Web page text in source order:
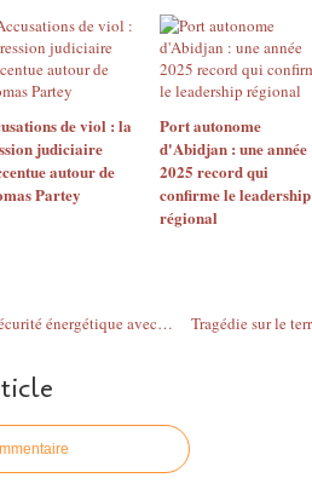
de viol : la
judiciaire
autour de
Partey
Port autonome
d'Abidjan : une année
2025 record qui
confirme le leadership
régional
Le Burkina Faso renforce sa sécurité énergétique avec l’acquisition stratégique du dépôt de Tema